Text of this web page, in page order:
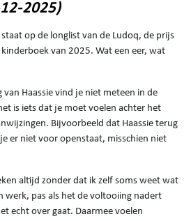
2025)
op de longlist van de Ludoq, de prijs
van 2025. Wat een eer, wat
van Haassie vind je niet meteen in de
is iets dat je moet voelen achter het
Bijvoorbeeld dat Haassie terug
er niet voor openstaat, misschien niet
altijd zonder dat ik zelf soms weet wat
werk, pas als het de voltooiing nadert
echt over gaat. Daarmee voelen